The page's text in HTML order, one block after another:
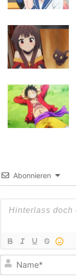
Abonnieren